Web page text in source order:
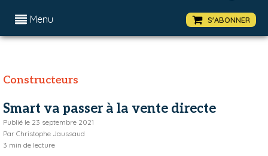
Menu S'ABONNER
Constructeurs
Smart va passer à la vente directe
Publié le 23 septembre 2021
Par Christophe Jaussaud
3 min de lecture